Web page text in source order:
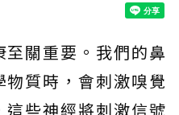
關重要。我們的鼻
質時，會刺激嗅覺
些神經將刺激信號